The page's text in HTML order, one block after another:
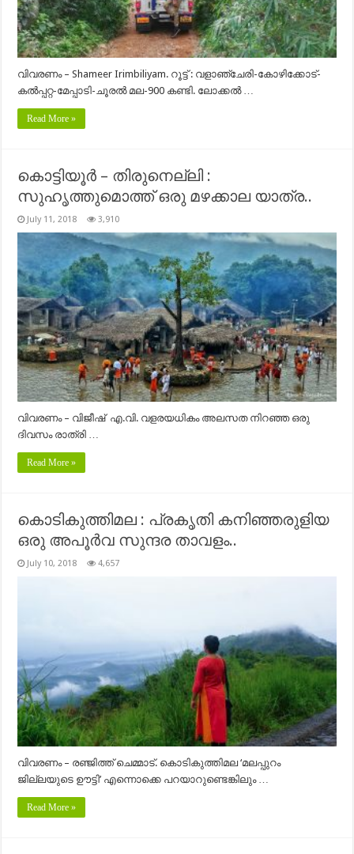
വിവരണം – Shameer Irimbiliyam. റൂട്ട് : വളാഞ്ചേരി-കോഴിക്കോട്-
കൽപ്പറ്റ-മേപ്പാടി-ചൂരൽ മല-900 കണ്ടി. ലോക്കൽ …
Read More »
കൊട്ടിയൂർ – തിരുനെല്ലി :
സുഹൃത്തുമൊത്ത് ഒരു മഴക്കാല യാത്ര..
July 11, 2018 3,910
വിവരണം – വിജീഷ് എ.വി. വളരയധികം അലസത നിറഞ്ഞ ഒരു
ദിവസം രാത്രി …
Read More »
കൊടികുത്തിമല : പ്രകൃതി കനിഞ്ഞരുളിയ
ഒരു അപൂർവ സുന്ദര താവളം..
July 10, 2018 4,657
വിവരണം – രഞ്ജിത്ത് ചെമ്മാട്. കൊടികുത്തിമല ‘മലപ്പുറം
ജില്ലയുടെ ഊട്ടി’ എന്നൊക്കെ പറയാറുണ്ടെങ്കിലും …
Read More »